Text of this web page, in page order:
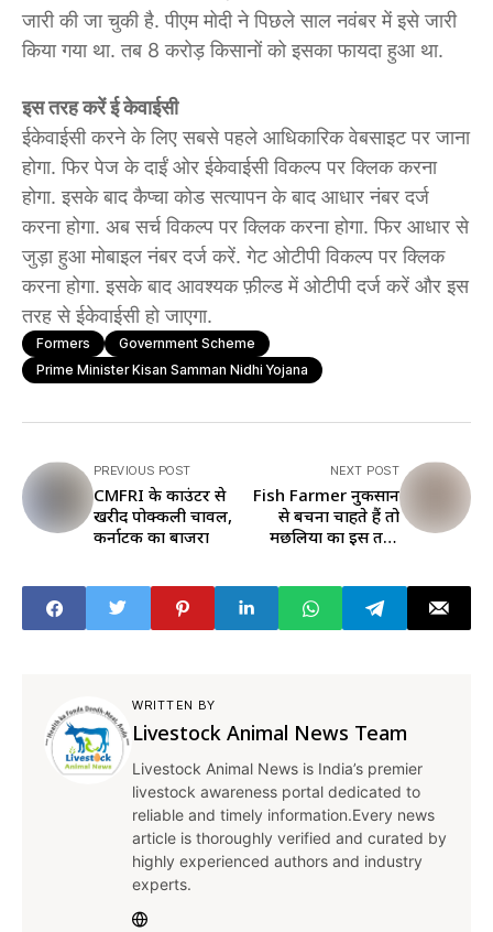
जारी की जा चुकी है. पीएम मोदी ने पिछले साल नवंबर में इसे जारी
किया गया था. तब 8 करोड़ किसानों को इसका फायदा हुआ था.
इस तरह करें ई केवाईसी
ईकेवाईसी करने के लिए सबसे पहले आधिकारिक वेबसाइट पर जाना
होगा. फिर पेज के दाईं ओर ईकेवाईसी विकल्प पर क्लिक करना
होगा. इसके बाद कैप्चा कोड सत्यापन के बाद आधार नंबर दर्ज
करना होगा. अब सर्च विकल्प पर क्लिक करना होगा. फिर आधार से
जुड़ा हुआ मोबाइल नंबर दर्ज करें. गेट ओटीपी विकल्प पर क्लिक
करना होगा. इसके बाद आवश्यक फ़ील्ड में ओटीपी दर्ज करें और इस
तरह से ईकेवाईसी हो जाएगा.
Formers
Government Scheme
Prime Minister Kisan Samman Nidhi Yojana
PREVIOUS POST
CMFRI के काउंटर से
खरीदें पोक्कली चावल,
कर्नाटक का बाजरा
NEXT POST
Fish Farmer नुकसान
से बचना चाहते हैं तो
मछलियों का इस तरह
WRITTEN BY
Livestock Animal News Team
Livestock Animal News is India’s premier
livestock awareness portal dedicated to
reliable and timely information.Every news
article is thoroughly verified and curated by
highly experienced authors and industry
experts.